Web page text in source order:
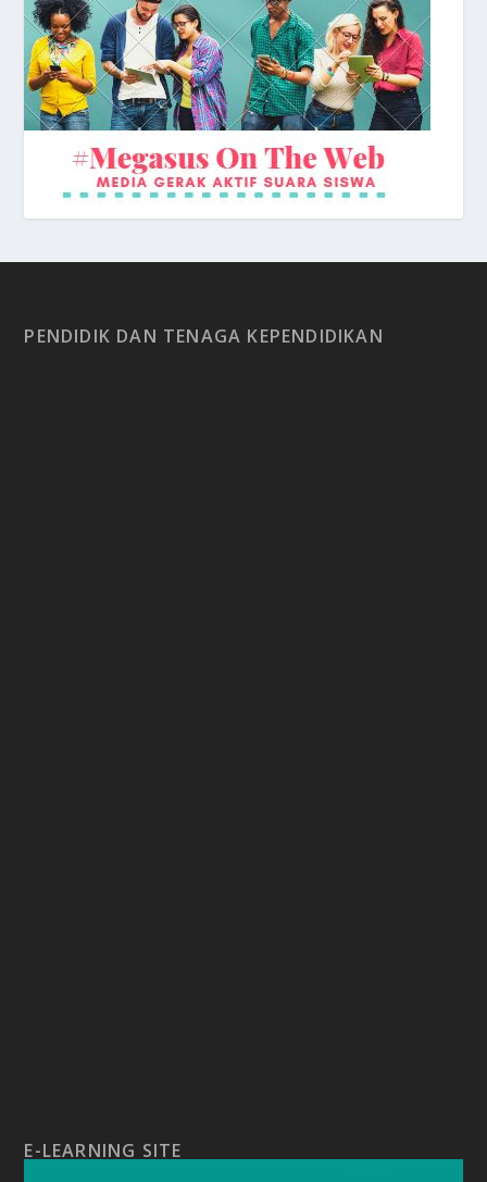
Depan Sekolah
PENDIDIK DAN TENAGA KEPENDIDIKAN
E-LEARNING SITE